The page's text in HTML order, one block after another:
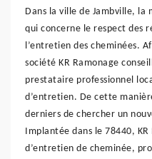
Dans la ville de Jambville,
qui concerne le respect des
l’entretien des cheminées.
société KR Ramonage
prestataire professionnel
d’entretien. De cette
derniers de chercher un
Implantée dans le 78440,
d’entretien de cheminée,